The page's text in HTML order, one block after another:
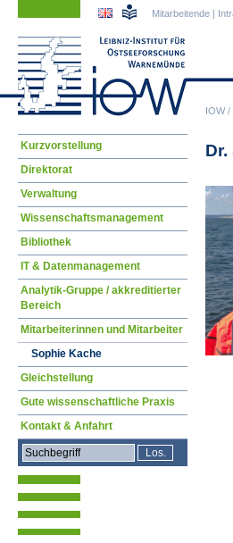
IOW/
Mitarbeitende |
Navigation
Kurzvorstellung
Direktorat
Verwaltung
Wissenschaftsmanagement
Bibliothek
IT & Datenmanagement
Analytik-Gruppe / akkreditierter
Bereich
Mitarbeiterinnen und Mitarbeiter
Sophie Kache
Gleichstellung
Gute wissenschaftliche Praxis
Kontakt & Anfahrt